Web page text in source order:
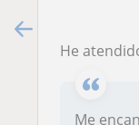
He atendido classes de Arte
Me